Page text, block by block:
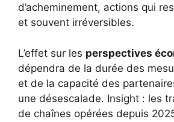
d’acheminement, actions qui
et souvent irréversibles.
L’effet sur les perspectives
dépendra de la durée des
et de la capacité des
une désescalade. Insight : les
de chaînes opérées depuis